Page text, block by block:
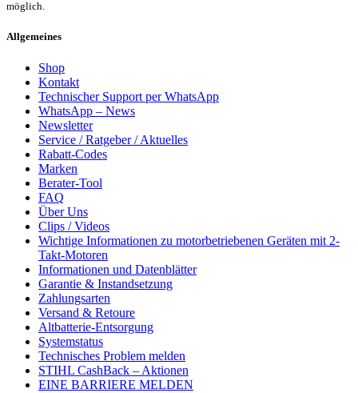
möglich.
Allgemeines
Shop
Kontakt
Technischer Support per WhatsApp
WhatsApp – News
Newsletter
Service / Ratgeber / Aktuelles
Rabatt-Codes
Marken
Berater-Tool
FAQ
Über Uns
Clips / Videos
Wichtige Informationen zu motorbetriebenen Geräten mit 2-
Takt-Motoren
Informationen und Datenblätter
Garantie & Instandsetzung
Zahlungsarten
Versand & Retoure
Altbatterie-Entsorgung
Systemstatus
Technisches Problem melden
STIHL CashBack – Aktionen
EINE BARRIERE MELDEN